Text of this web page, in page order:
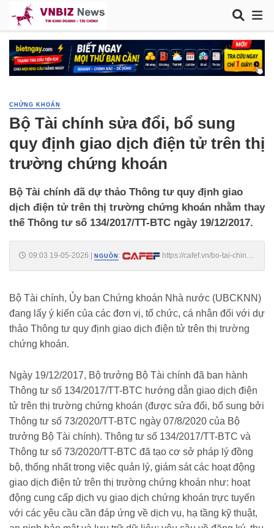
CHỨNG KHOÁN
Bộ Tài chính sửa đổi, bổ sung
quy định giao dịch điện tử trên thị
trường chứng khoán
Bộ Tài chính đã dự thảo Thông tư quy định giao
dịch điện tử trên thị trường chứng khoán nhằm thay
thế Thông tư số 134/2017/TT-BTC ngày 19/12/2017.
09:03 19-05-2026 NGUỒN :
https://cafef.vn/bo-tai-chinh-
Bộ Tài chính, Ủy ban Chứng khoán Nhà nước (UBCKNN)
đang lấy ý kiến của các đơn vị, tổ chức, cá nhân đối với dự
thảo Thông tư quy định giao dịch điện tử trên thị trường
chứng khoán.
Ngày 19/12/2017, Bộ trưởng Bộ Tài chính đã ban hành
Thông tư số 134/2017/TT-BTC hướng dẫn giao dịch điện
tử trên thị trường chứng khoán (được sửa đổi, bổ sung bởi
Thông tư số 73/2020/TT-BTC ngày 07/8/2020 của Bộ
trưởng Bộ Tài chính). Thông tư số 134/2017/TT-BTC và
Thông tư số 73/2020/TT-BTC đã tạo cơ sở pháp lý đồng
bộ, thống nhất trong việc quản lý, giám sát các hoạt động
giao dịch điện tử trên thị trường chứng khoán như: hoạt
động cung cấp dịch vụ giao dịch chứng khoán trực tuyến
với các yêu cầu cần đáp ứng về dịch vụ, hạ tầng kỹ thuật,